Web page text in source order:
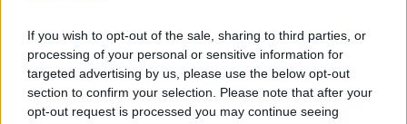
If you wish to opt-out of the sale, sharing to third parties, or
processing of your personal or sensitive information for
targeted advertising by us, please use the below opt-out
section to confirm your selection. Please note that after your
opt-out request is processed you may continue seeing